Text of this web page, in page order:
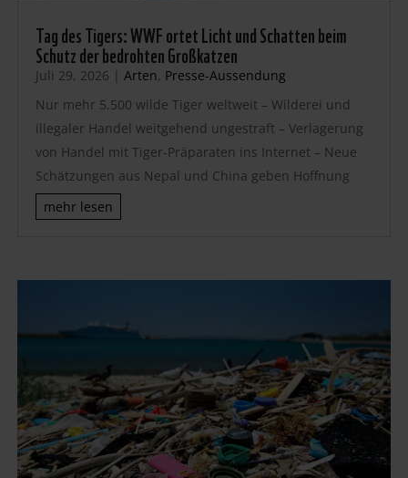
Tag des Tigers: WWF ortet Licht und Schatten beim
Schutz der bedrohten Großkatzen
Juli 29, 2026 | Arten, Presse-Aussendung
Nur mehr 5.500 wilde Tiger weltweit – Wilderei und
illegaler Handel weitgehend ungestraft – Verlagerung
von Handel mit Tiger-Präparaten ins Internet – Neue
Schätzungen aus Nepal und China geben Hoffnung
mehr lesen